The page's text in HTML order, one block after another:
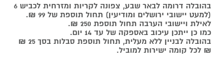
בהובלה דרומה לבאר שבע, צפונה לקריות ומזרחית לכביש 6
(למעט יישובי ירושלים ומודיעין) תחול תוספת של 99 ₪.
לאילת ויישובי הערבה תחול תוספת 250 ₪.
כמו כן ייתכן עיכוב באספקה של עד 14 יום.
בהובלה לבניין ללא מעלית, תחול תוספת סבלות בסך 25 ₪
₪ לכל קומה ישירות למוביל.